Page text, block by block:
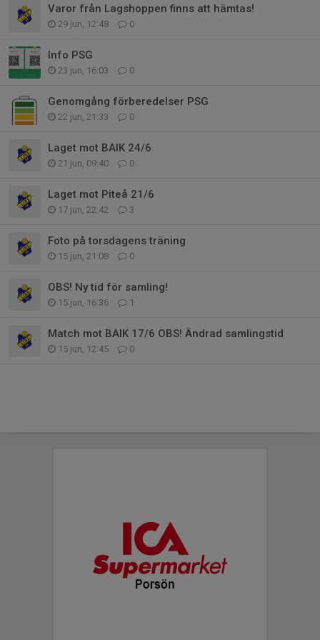
Varor från Lagshoppen finns att hämtas!
29 jun, 12:48 0
Info PSG
23 jun, 16:03 0
Genomgång förberedelser PSG
22 jun, 21:33 0
Laget mot BAIK 24/6
21 jun, 09:40 0
Laget mot Piteå 21/6
17 jun, 22:42 3
Foto på torsdagens träning
15 jun, 21:08 0
OBS! Ny tid för samling!
15 jun, 16:36 1
Match mot BAIK 17/6 OBS! Ändrad samlingstid
15 jun, 12:45 0